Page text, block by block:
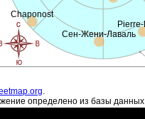
Сен-Жени-Лаваль
Chaponost
.
определено из базы данных